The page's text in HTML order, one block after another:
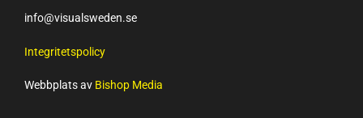
info@visualsweden.se
Integritetspolicy
Webbplats av Bishop Media